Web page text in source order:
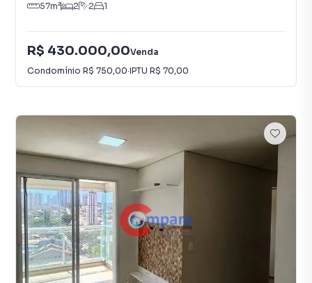
57m² 2 2 1
R$ 430.000,00Venda
Condomínio R$ 750,00·IPTU R$ 70,00